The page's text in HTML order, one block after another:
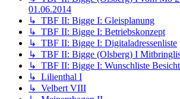
01.06.2014
↳ TBF II: Bigge I: Gleisplanung
↳ TBF II: Bigge I: Betriebskonzept
↳ TBF II: Bigge I: Digitaladressenliste
↳ TBF II: Bigge (Olsberg) I
↳ TBF II: Bigge I: Wunschliste
↳ Lilienthal I
↳ Velbert VIII